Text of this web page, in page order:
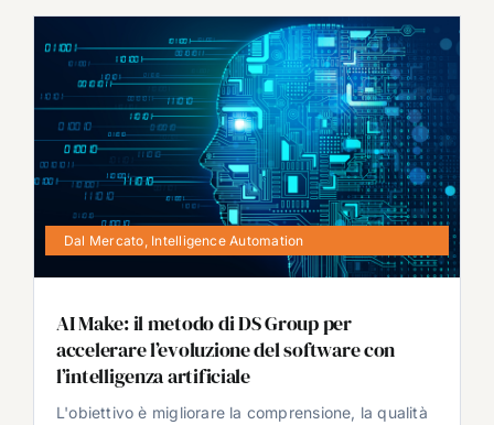
Dal Mercato Intelligence Automation
AI Make: il metodo di DS Group per
accelerare l’evoluzione del software con
l’intelligenza artificiale
L'obiettivo è migliorare la comprensione, la qualità